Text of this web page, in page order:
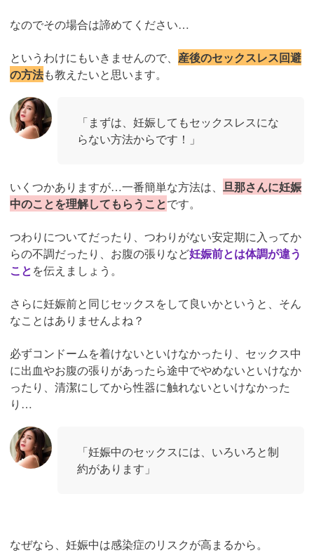
なのでその場合は諦めてください…
というわけにもいきませんので、 産後のセックスレス回避
の方法も教えたいと思います。
「まずは、妊娠してもセックスレスにな
らない方法からです！」
いくつかありますが…一番簡単な方法は、 旦那さんに妊娠
中のことを理解してもらうことです。
つわりについてだったり、つわりがない安定期に入ってか
らの不調だったり、お腹の張りなど妊娠前とは体調が違う
ことを伝えましょう。
さらに妊娠前と同じセックスをして良いかというと、そん
なことはありませんよね？
必ずコンドームを着けないといけなかったり、セックス中
に出血やお腹の張りがあったら途中でやめないといけなか
ったり、清潔にしてから性器に触れないといけなかった
り…
「妊娠中のセックスには、いろいろと制
約があります」
なぜなら、妊娠中は感染症のリスクが高まるから。